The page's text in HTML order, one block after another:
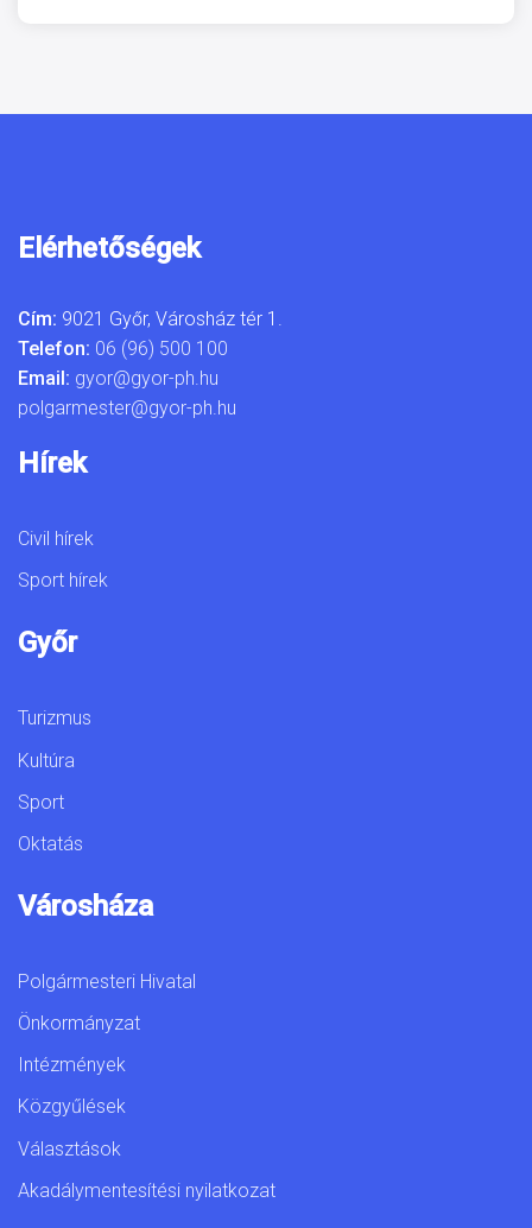
Elérhetőségek
Cím: 9021 Győr, Városház tér 1.
Telefon: 06 (96) 500 100
Email: gyor@gyor-ph.hu
polgarmester@gyor-ph.hu
Hírek
Civil hírek
Sport hírek
Győr
Turizmus
Kultúra
Sport
Oktatás
Városháza
Polgármesteri Hivatal
Önkormányzat
Intézmények
Közgyűlések
Választások
Akadálymentesítési nyilatkozat